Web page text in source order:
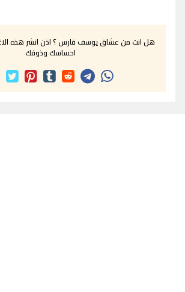
هل انت من عشاق يوسف فارس ؟ اذن انشر هذه
احساسك وذوقك